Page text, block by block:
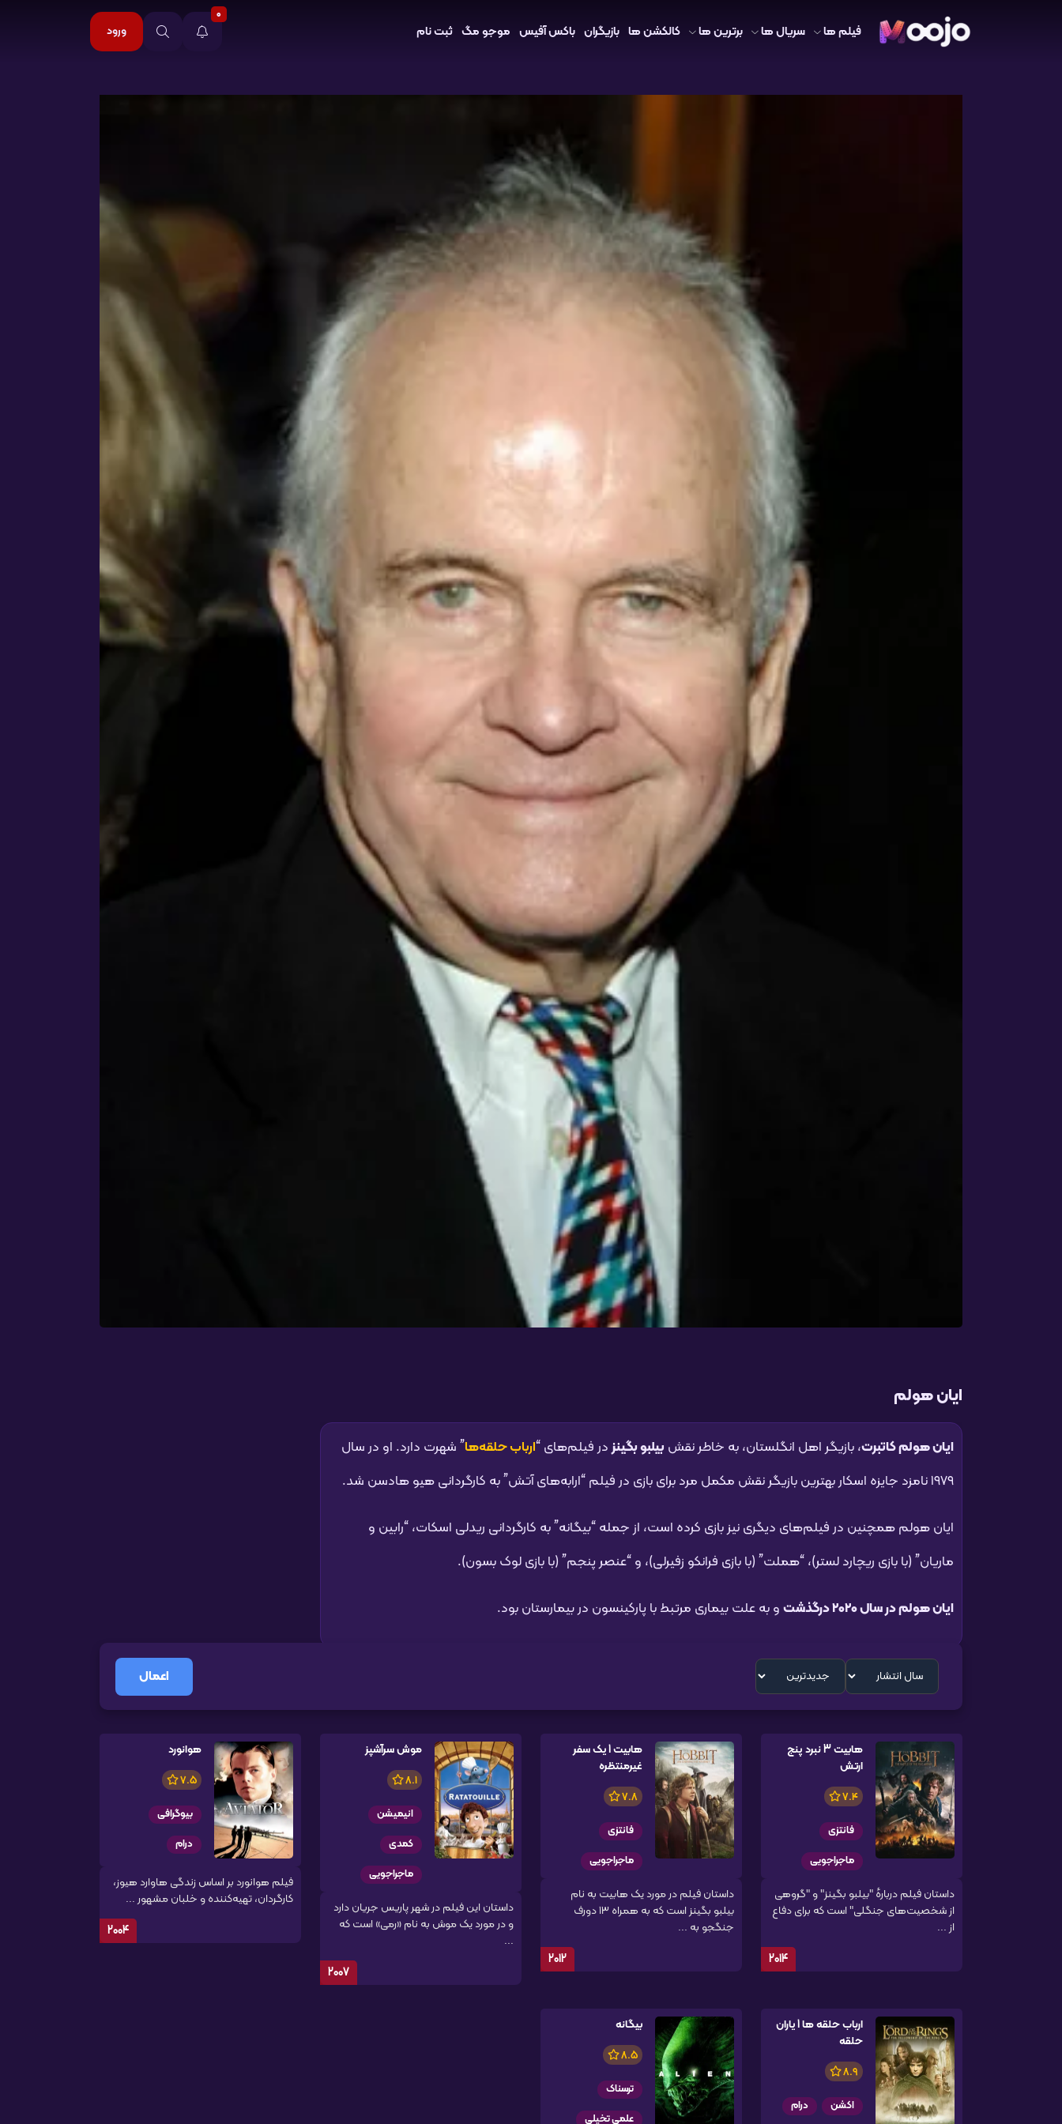
فیلم ها سریال ها برترین ها کالکشن ها بازیگران باکس آفیس موجو مگ ثبت نام
0
ورود
ایان هولم
ایان هولم کاتبرت، بازیگر اهل انگلستان، به خاطر نقش بیلبو بگینزدر فیلم‌های “ارباب حلقه‌ها” شهرت دارد. او در سال
۱۹۷۹ نامزد جایزه اسکار بهترین بازیگر نقش مکمل مرد برای بازی در فیلم “ارابه‌های آتش” به کارگردانی هیو هادسن شد.
ایان هولم همچنین در فیلم‌های دیگری نیز بازی کرده است، از جمله “بیگانه” به کارگردانی ریدلی اسکات، “رابین و
ماریان” (با بازی ریچارد لستر)، “هملت” (با بازی فرانکو زفیرلی)، و “عنصر پنجم” (با بازی لوک بسون).
ایان هولم در سال ۲۰۲۰ درگذشت و به علت بیماری مرتبط با پارکینسون در بیمارستان بود.
اعمال
هابیت 3 نبرد پنج
ارتش
7.4
فانتزی
ماجراجویی
داستان فیلم دربارهٔ "بیلبو بگینز" و "گروهی
از شخصیت‌های جنگلی" است که برای دفاع
از ...
2014
هابیت 1 یک سفر
غیرمنتظره
7.8
فانتزی
ماجراجویی
داستان فیلم در مورد یک هابیت به نام
بیلبو بگینز است که به همراه ۱۳ دورف
جنگجو به ...
2012
موش سرآشپز
8.1
انیمیشن
کمدی
ماجراجویی
داستان این فیلم در شهر پاریس جریان دارد
و در مورد یک موش به نام «رمی» است که
...
2007
هوانورد
7.5
بیوگرافی
درام
فیلم هوانورد بر اساس زندگی هاوارد هیوز،
کارگردان، تهیه‌کننده و خلبان مشهور ...
2004
ارباب حلقه ها 1 یاران
حلقه
8.9
اکشن درام
بیگانه
8.5
ترسناک
علمی تخیلی